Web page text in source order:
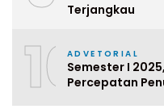
Terjangkau
10ADVETORIAL
Semester I
Percepatan